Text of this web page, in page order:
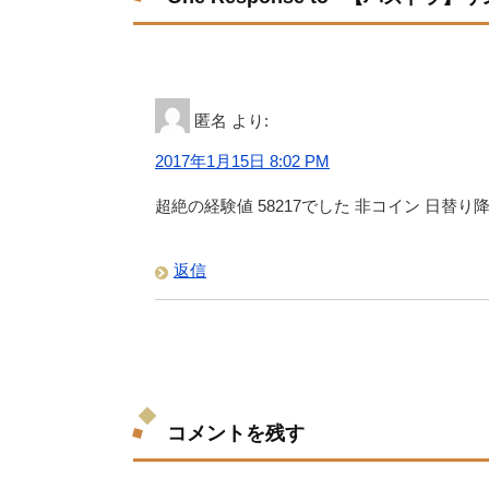
匿名 より:
2017年1月15日 8:02 PM
超絶の経験値 58217でした 非コイン 日替り
返信
コメントを残す